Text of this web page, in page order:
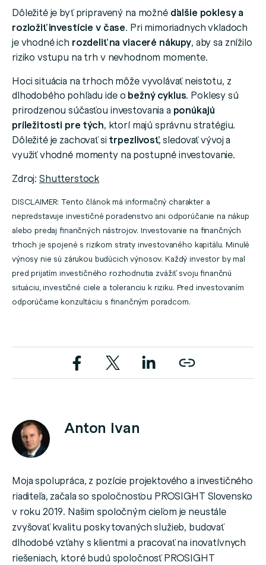
Dôležité je byť pripravený na možné ďalšie poklesy a
rozložiť investície v čase. Pri mimoriadnych vkladoch
je vhodné ich rozdeliť na viaceré nákupy, aby sa znížilo
riziko vstupu na trh v nevhodnom momente.
Hoci situácia na trhoch môže vyvolávať neistotu, z
dlhodobého pohľadu ide o bežný cyklus. Poklesy sú
prirodzenou súčasťou investovania a ponúkajú
príležitosti pre tých, ktorí majú správnu stratégiu.
Dôležité je zachovať si trpezlivosť, sledovať vývoj a
využiť vhodné momenty na postupné investovanie.
Zdroj: Shutterstock
DISCLAIMER: Tento článok má informačný charakter a
nepredstavuje investičné poradenstvo ani odporúčanie na nákup
alebo predaj finančných nástrojov. Investovanie na finančných
trhoch je spojené s rizikom straty investovaného kapitálu. Minulé
výnosy nie sú zárukou budúcich výnosov. Každý investor by mal
pred prijatím investičného rozhodnutia zvážiť svoju finančnú
situáciu, investičné ciele a toleranciu k riziku. Pred investovaním
odporúčame konzultáciu s finančným poradcom.
Anton Ivan
Moja spolupráca, z pozície projektového a investičného
riaditeľa, začala so spoločnosťou PROSIGHT Slovensko
v roku 2019. Našim spoločným cieľom je neustále
zvyšovať kvalitu poskytovaných služieb, budovať
dlhodobé vzťahy s klientmi a pracovať na inovatívnych
riešeniach, ktoré budú spoločnosť PROSIGHT